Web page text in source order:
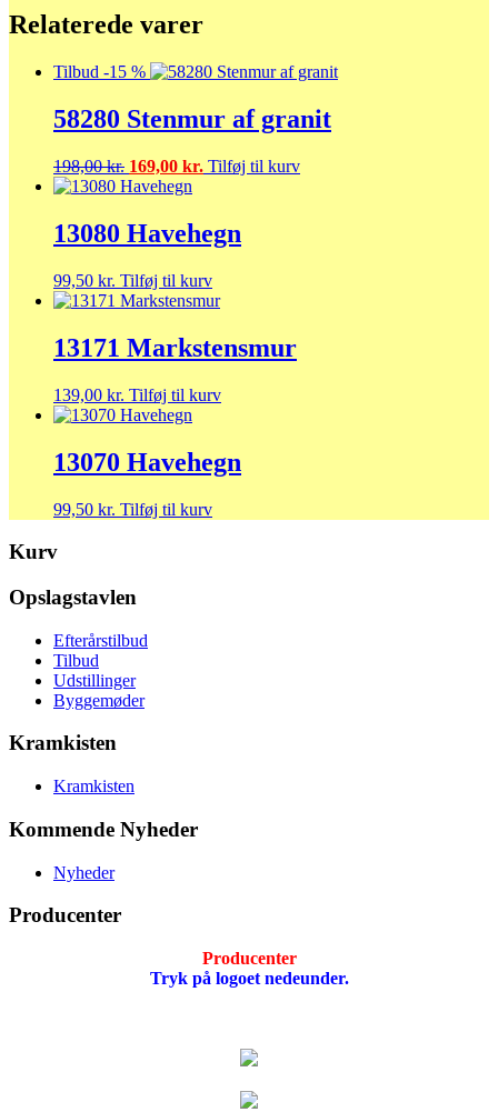
Relaterede varer
Tilbud -15 %
58280 Stenmur af granit
198,00kr. Den
oprindelige
var:
198,00 kr..
169,00 kr. Den
169,00 kr..
Tilføj til kurv
13080 Havehegn
99,50 kr. Tilføj til kurv
13171 Markstensmur
139,00 kr. Tilføj til kurv
13070 Havehegn
99,50 kr. Tilføj til kurv
Kurv
Opslagstavlen
Efterårstilbud
Tilbud
Udstillinger
Byggemøder
Kramkisten
Kramkisten
Kommende Nyheder
Nyheder
Producenter
Producenter
Tryk på logoet nedeunder.